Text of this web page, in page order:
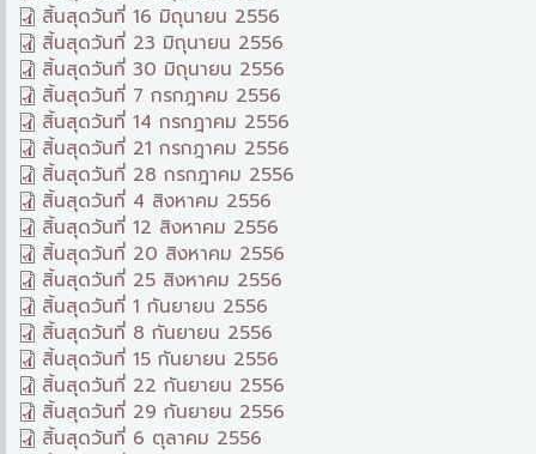
สิ้นสุดวันที่ 16 มิถุนายน 2556
สิ้นสุดวันที่ 23 มิถุนายน 2556
สิ้นสุดวันที่ 30 มิถุนายน 2556
สิ้นสุดวันที่ 7 กรกฎาคม 2556
สิ้นสุดวันที่ 14 กรกฎาคม 2556
สิ้นสุดวันที่ 21 กรกฎาคม 2556
สิ้นสุดวันที่ 28 กรกฎาคม 2556
สิ้นสุดวันที่ 4 สิงหาคม 2556
สิ้นสุดวันที่ 12 สิงหาคม 2556
สิ้นสุดวันที่ 20 สิงหาคม 2556
สิ้นสุดวันที่ 25 สิงหาคม 2556
สิ้นสุดวันที่ 1 กันยายน 2556
สิ้นสุดวันที่ 8 กันยายน 2556
สิ้นสุดวันที่ 15 กันยายน 2556
สิ้นสุดวันที่ 22 กันยายน 2556
สิ้นสุดวันที่ 29 กันยายน 2556
สิ้นสุดวันที่ 6 ตุลาคม 2556